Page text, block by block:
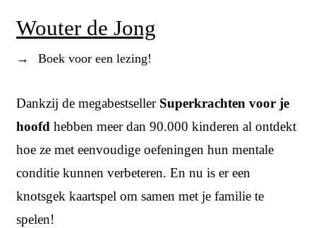
Wouter de Jong
→ Boek voor een lezing!
Dankzij de megabestseller Superkrachten voor je
hoofd hebben meer dan 90.000 kinderen al ontdekt
hoe ze met eenvoudige oefeningen hun mentale
conditie kunnen verbeteren. En nu is er een
knotsgek kaartspel om samen met je familie te
spelen!